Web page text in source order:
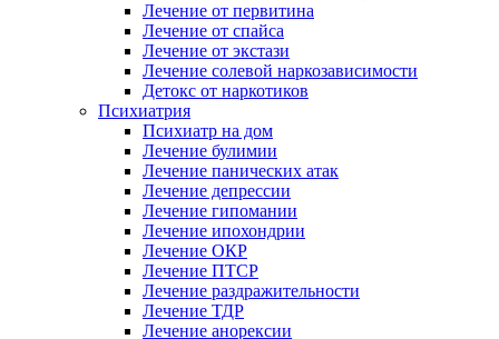
Лечение от первитина
Лечение от спайса
Лечение от экстази
Лечение солевой наркозависимости
Детокс от наркотиков
Психиатрия
Психиатр на дом
Лечение булимии
Лечение панических атак
Лечение депрессии
Лечение гипомании
Лечение ипохондрии
Лечение ОКР
Лечение ПТСР
Лечение раздражительности
Лечение ТДР
Лечение анорексии